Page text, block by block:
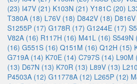
(23) I47V (21) K103N (21) Y181C (20)
T380A (18) L76V (18) D842V (18)
S1255P (17) G178R (17) G1244E (17)
V82A (16) R117H (16) M41L (16) S549N
(16) G551S (16) Q151M (16) Q12H (15)
G719A (14) K70E (14) C797S (14) L90M
(13) D67N (13) K70R (13) L89V (13)
P4503A (12) G11778A (12) L265P (12)